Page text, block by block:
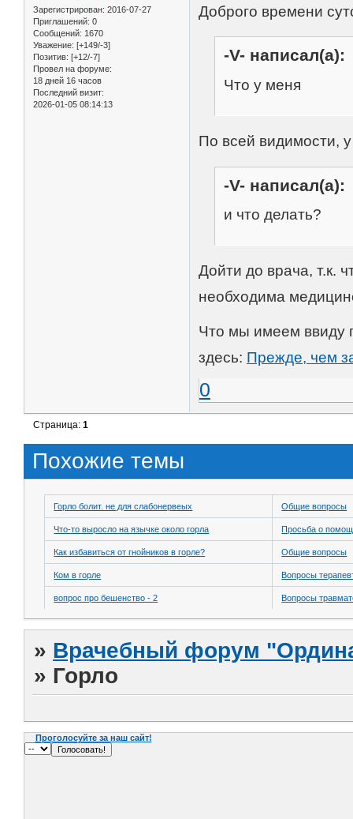
Зарегистрирован: 2016-07-27
Приглашений: 0
Сообщений: 1670
Уважение: [+149/-3]
Позитив: [+12/-7]
Провел на форуме:
18 дней 16 часов
Последний визит:
2026-01-05 08:14:13
Доброго времени
-V- написал(а):
Что у меня
По всей видимости,
-V- написал(а):
и что делать?
Дойти до врача, т.к.
необходима
Что мы имеем ввиду
здесь: Прежде, чем
0
Страница:1
Похожие темы
Горло болит. не для слабонервеых Общие вопросы
Что-то выросло на язычке около горла Просьба о
Как избавиться от гнойников в горле? Общие вопросы
Ком в горле Вопросы
вопрос про бешенство - 2 Вопросы
» Врачебный форум
» Горло
Проголосуйте за наш сайт!